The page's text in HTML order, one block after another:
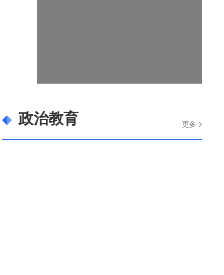
政治教育 更多